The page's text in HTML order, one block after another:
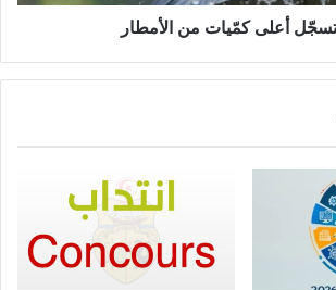
تسجّل أعلى كمّيات من الأمطار